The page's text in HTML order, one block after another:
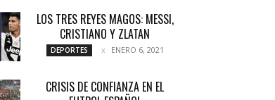
LOS TRES REYES MAGOS: MESSI,
CRISTIANO Y ZLATAN
DEPORTES ENERO 6, 2021
CRISIS DE CONFIANZA EN EL